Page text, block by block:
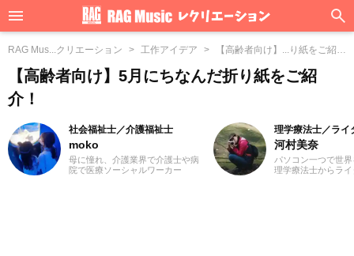
RAG Mus...クリエーション 工作アイデア
【高齢者向け】...り紙をご紹
介！
【高齢者向け】5月にちなんだ折り紙をご紹
介！
社会福祉士／介護福祉士
moko
母に憧れ、介護業界で介護士や病
院で医療ソーシャルワーカー
理学療法士／ライ
河村美奈
パソコン一つで世
理学療法士からラ